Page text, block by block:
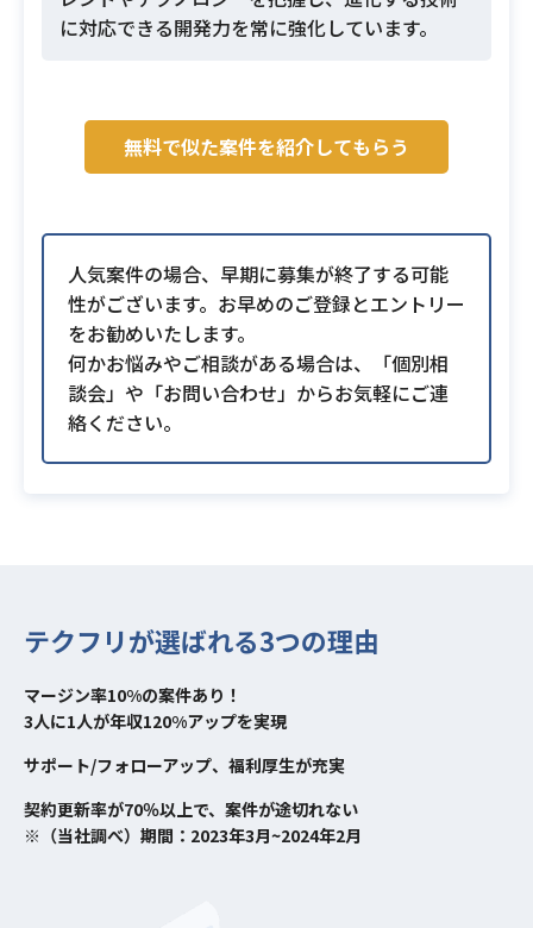
に対応できる開発力を常に強化しています。
無料で似た案件を紹介してもらう
人気案件の場合、早期に募集が終了する可能
性がございます。お早めのご登録とエントリー
をお勧めいたします。
何かお悩みやご相談がある場合は、「個別相
談会」や「お問い合わせ」からお気軽にご連
絡ください。
テクフリが選ばれる3つの理由
マージン率10%の案件あり！
3人に1人が年収120%アップを実現
サポート/フォローアップ、福利厚生が充実
契約更新率が70％以上で、案件が途切れない
※（当社調べ）期間：2023年3月~2024年2月